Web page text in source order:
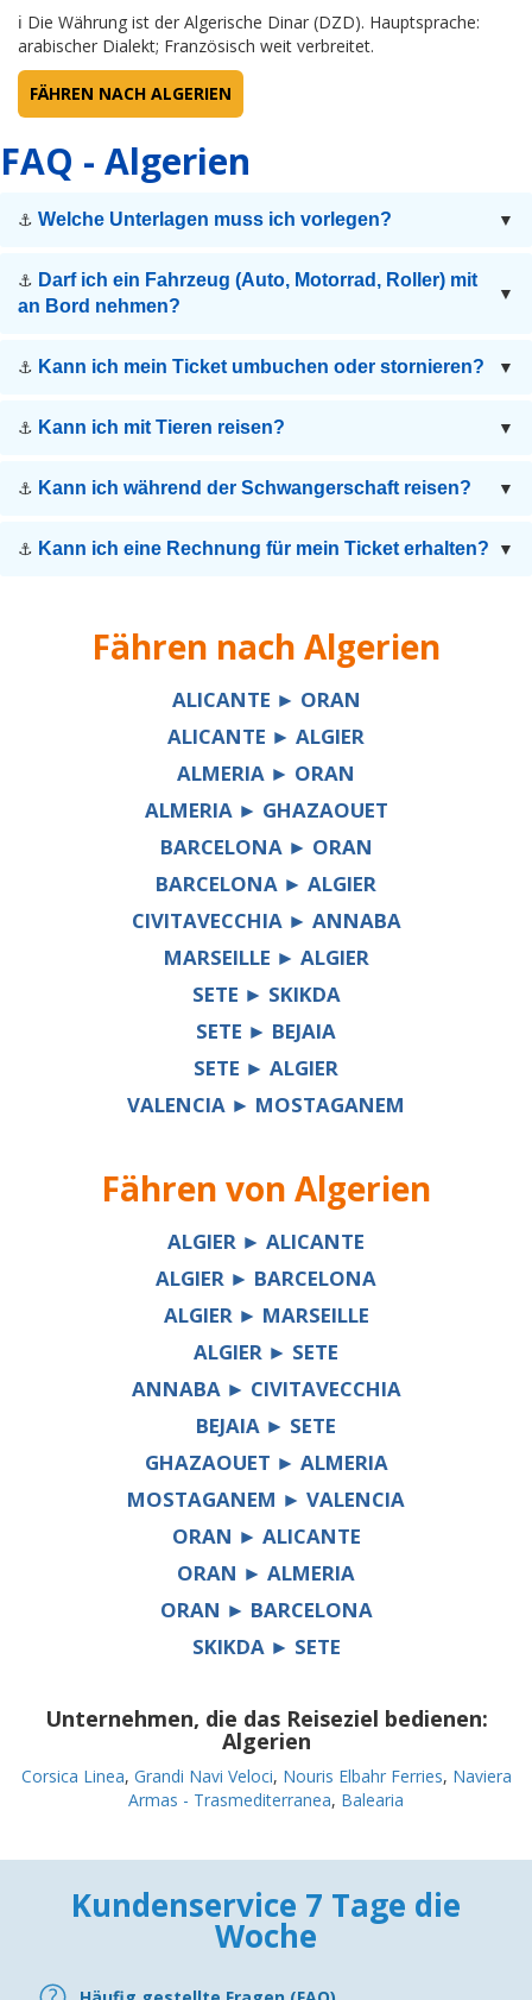
ℹ Die Währung ist der Algerische Dinar (DZD). Hauptsprache:
arabischer Dialekt; Französisch weit verbreitet.
FÄHREN NACH ALGERIEN
FAQ - Algerien
⚓ Welche Unterlagen muss ich vorlegen? ▼
⚓ Darf ich ein Fahrzeug (Auto, Motorrad, Roller) mit
an Bord nehmen?
▼
⚓ Kann ich mein Ticket umbuchen oder stornieren? ▼
⚓ Kann ich mit Tieren reisen? ▼
⚓ Kann ich während der Schwangerschaft reisen? ▼
⚓ Kann ich eine Rechnung für mein Ticket erhalten? ▼
Fähren nach Algerien
ALICANTE ► ORAN
ALICANTE ► ALGIER
ALMERIA ► ORAN
ALMERIA ► GHAZAOUET
BARCELONA ► ORAN
BARCELONA ► ALGIER
CIVITAVECCHIA ► ANNABA
MARSEILLE ► ALGIER
SETE ► SKIKDA
SETE ► BEJAIA
SETE ► ALGIER
VALENCIA ► MOSTAGANEM
Fähren von Algerien
ALGIER ► ALICANTE
ALGIER ► BARCELONA
ALGIER ► MARSEILLE
ALGIER ► SETE
ANNABA ► CIVITAVECCHIA
BEJAIA ► SETE
GHAZAOUET ► ALMERIA
MOSTAGANEM ► VALENCIA
ORAN ► ALICANTE
ORAN ► ALMERIA
ORAN ► BARCELONA
SKIKDA ► SETE
Unternehmen, die das Reiseziel bedienen:
Algerien
Corsica Linea, Grandi Navi Veloci, Nouris Elbahr Ferries, Naviera
Armas - Trasmediterranea, Balearia
Kundenservice 7 Tage die
Woche